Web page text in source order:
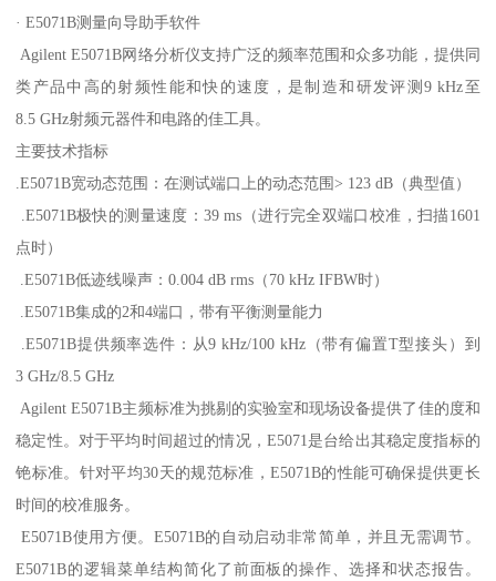
· E5071B测量向导助手软件
Agilent E5071B网络分析仪支持广泛的频率范围和众多功能，提供同
类产品中高的射频性能和快的速度，是制造和研发评测9 kHz至
8.5 GHz射频元器件和电路的佳工具。
主要技术指标
.E5071B宽动态范围：在测试端口上的动态范围> 123 dB（典型值）
.E5071B极快的测量速度：39 ms（进行完全双端口校准，扫描1601
点时）
.E5071B低迹线噪声：0.004 dB rms（70 kHz IFBW时）
.E5071B集成的2和4端口，带有平衡测量能力
.E5071B提供频率选件：从9 kHz/100 kHz（带有偏置T型接头）到
3 GHz/8.5 GHz
Agilent E5071B主频标准为挑剔的实验室和现场设备提供了佳的度和
稳定性。对于平均时间超过的情况，E5071是台给出其稳定度指标的
铯标准。针对平均30天的规范标准，E5071B的性能可确保提供更长
时间的校准服务。
E5071B使用方便。E5071B的自动启动非常简单，并且无需调节。
E5071B的逻辑菜单结构简化了前面板的操作、选择和状态报告。